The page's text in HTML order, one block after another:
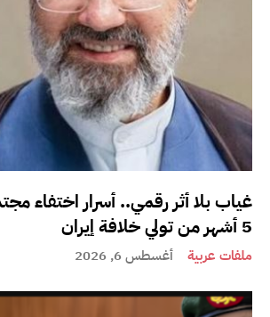
غياب بلا أثر رقمي.. أسرار اختفاء
5 أشهر من تولي خلافة إيران
ملفات عربية أغسطس 6, 2026